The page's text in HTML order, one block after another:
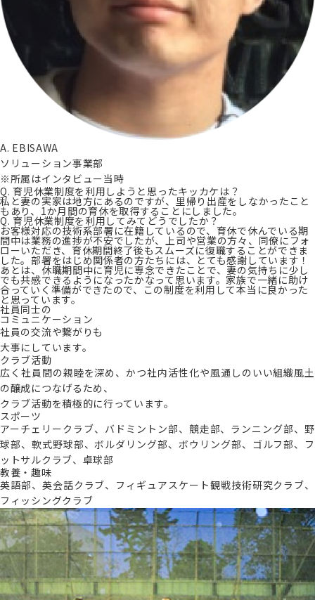
A. EBISAWA
ソリューション事業部
※所属はインタビュー当時
Q. 育児休業制度を利用しようと思ったキッカケは？
私と妻の実家は地方にあるのですが、里帰り出産をしなかったこと
もあり、1か月間の育休を取得することにしました。
Q. 育児休業制度を利用してみてどうでしたか？
お客様対応の技術系部署に在籍しているので、育休で休んでいる期
間中は業務の進捗が不安でしたが、上司や営業の方々、同僚にフォ
ローいただき、育休期間終了後もスムーズに復職することができま
した。部署をはじめ関係者の方たちには、とても感謝しています！
あとは、休職期間中に育児に専念できたことで、妻の気持ちに少し
でも共感できるようになったかなって思います。家族で一緒に助け
合っていく準備ができたので、この制度を利用して本当に良かった
と思っています。
社員同士の
コミュニケーション
社員の交流や繋がりも
大事にしています。
クラブ活動
広く社員間の親睦を深め、かつ社内活性化や風通しのいい組織風土
の醸成につなげるため、
クラブ活動を積極的に行っています。
スポーツ
アーチェリークラブ、バドミントン部、競走部、ランニング部、野
球部、軟式野球部、ボルダリング部、ボウリング部、ゴルフ部、フ
ットサルクラブ、卓球部
教養・趣味
英語部、英会話クラブ、フィギュアスケート観戦技術研究クラブ、
フィッシングクラブ